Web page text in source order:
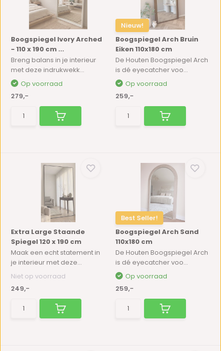
Boogspiegel Ivory Arched
- 110 x 190 cm ...
Breng balans in je interieur
met deze indrukwekk...
Op voorraad
279,-
Nieuw!
Boogspiegel Arch Bruin
Eiken 110x180 cm
De Houten Boogspiegel Arch
is dé eyecatcher voo...
Op voorraad
259,-
Extra Large Staande
Spiegel 120 x 190 cm
Maak een echt statement in
je interieur met deze...
Niet op voorraad
249,-
Best Seller!
Boogspiegel Arch Sand
110x180 cm
De Houten Boogspiegel Arch
is dé eyecatcher voo...
Op voorraad
259,-